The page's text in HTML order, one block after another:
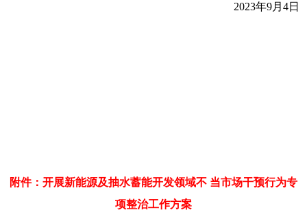
2023年9月4日
附件：开展新能源及抽水蓄能开发领域不 当市场干预行为专
项整治工作方案